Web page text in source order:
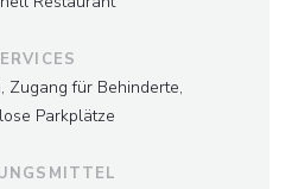
Zugang für Behinderte,
Parkplätze